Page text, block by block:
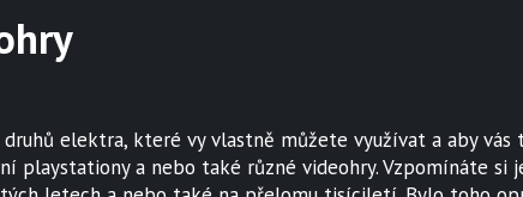
elektra, které vy vlastně můžete využívat a aby vás
playstationy a nebo také různé videohry. Vzpomínáte